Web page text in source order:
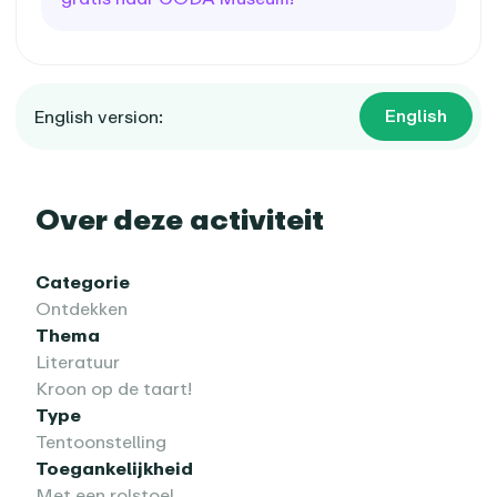
English version: English
Over deze activiteit
Categorie
Ontdekken
Thema
Literatuur
Kroon op de taart!
Type
Tentoonstelling
Toegankelijkheid